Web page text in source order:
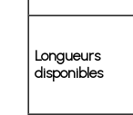
Longueurs
disponibles